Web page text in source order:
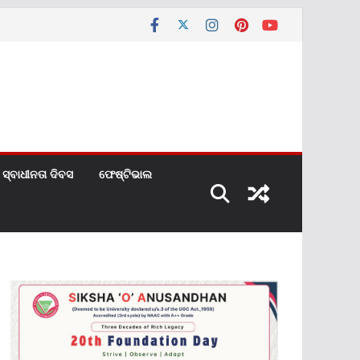
ସ୍ବାଧୀନତା ଦିବସ ଫେଷ୍ଟିଭାଲ